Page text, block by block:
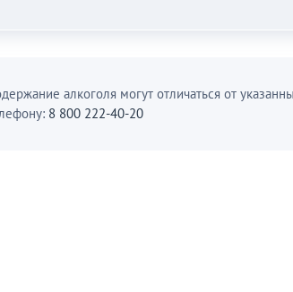
алкоголя могут отличаться от
8 800 222-40-20